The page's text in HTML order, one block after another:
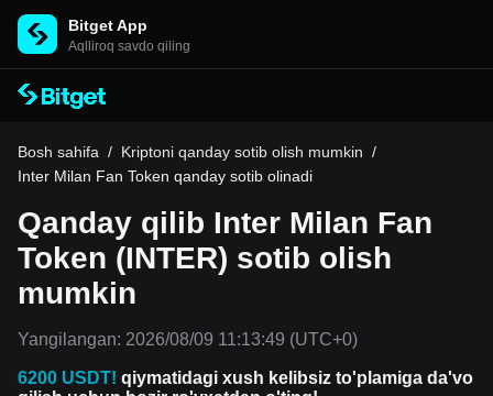
Bitget App
Aqlliroq savdo qiling
Bosh sahifa / Kriptoni qanday sotib olish mumkin /
Inter Milan Fan Token qanday sotib olinadi
Qanday qilib Inter Milan Fan
Token (INTER) sotib olish
mumkin
Yangilangan: 2026/08/09 11:13:49 (UTC+0)
6200 USDT! qiymatidagi xush kelibsiz to'plamiga da'vo